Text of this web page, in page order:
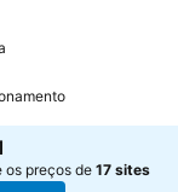
os preços de 17 sites